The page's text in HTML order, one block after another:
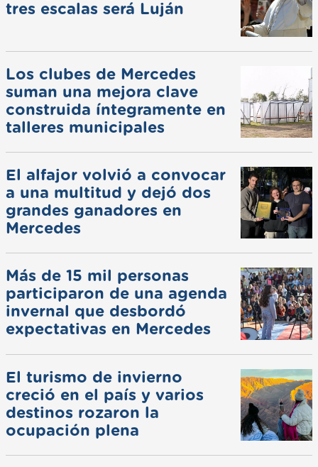
tres escalas será Luján
Los clubes de Mercedes
suman una mejora clave
construida íntegramente en
talleres municipales
El alfajor volvió a convocar
a una multitud y dejó dos
grandes ganadores en
Mercedes
Más de 15 mil personas
participaron de una agenda
invernal que desbordó
expectativas en Mercedes
El turismo de invierno
creció en el país y varios
destinos rozaron la
ocupación plena